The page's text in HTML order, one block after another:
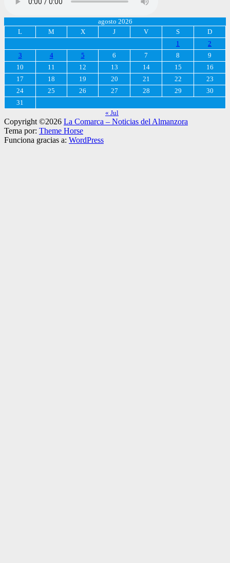
agosto 2026
L
M X J V S
D
1
2
3
4 5 6 7 8
9
10
11 12 13 14 15
16
17
18 19 20 21 22
23
24
25 26 27 28 29
30
31
« Jul
Copyright ©2026 La Comarca – Noticias del Almanzora
Tema por: Theme Horse
Funciona gracias a: WordPress